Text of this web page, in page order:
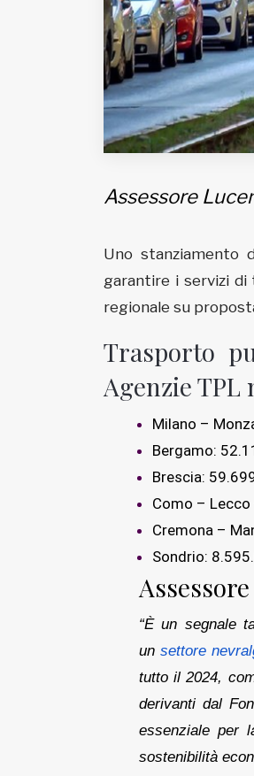
Assessore
Uno stanziamento
garantire i servizi di
regionale su
Trasporto
Agenzie TPL
Milano –
Bergamo:
Brescia:
Como –
Cremona –
Sondrio:
“È un segnale
un settore
tutto il 2024,
derivanti dal
essenziale per
sostenibilità